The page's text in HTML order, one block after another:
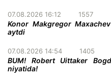
07.08.2026 16:12 1557
Konor Makgregor
aytdi
07.08.2026 14:54 1405
BUM! Robert Uittaker
niyatida!